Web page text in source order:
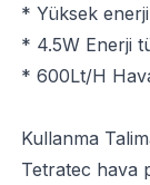
* Yüksek
* 4.5W Enerji
* 600Lt/H
Kullanma
Tetratec hava